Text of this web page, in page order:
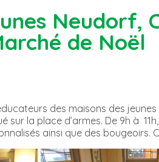
Neudorf,
de Noël
des maisons des
sur la place d’armes. De 9h à
ainsi que des